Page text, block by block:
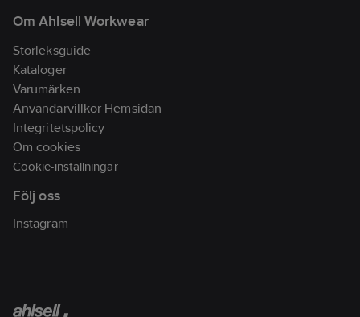
Om Ahlsell Workwear
Storleksguide
Kataloger
Varumärken
Användarvillkor Hemsidan
Integritetspolicy
Om cookies
Cookie-inställningar
Följ oss
Instagram